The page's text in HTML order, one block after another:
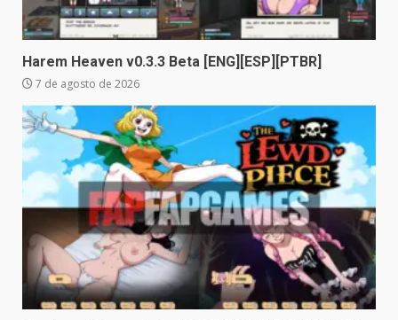
Harem Heaven v0.3.3 Beta [ENG][ESP][PTBR]
7 de agosto de 2026